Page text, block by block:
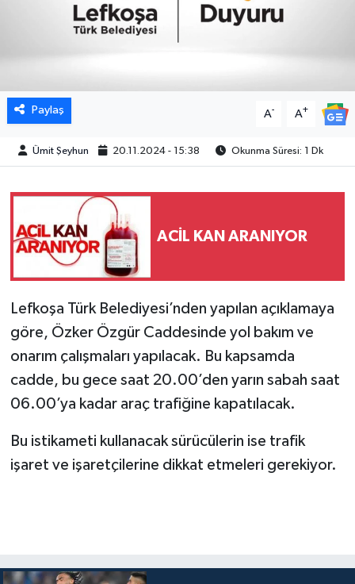
Paylaş A- A+
Ümit Şeyhun 20.11.2024 - 15:38 Okunma Süresi: 1 Dk
ACİL KAN ARANIYOR
Lefkoşa Türk Belediyesi’nden yapılan açıklamaya
göre, Özker Özgür Caddesinde yol bakım ve
onarım çalışmaları yapılacak. Bu kapsamda
cadde, bu gece saat 20.00’den yarın sabah saat
06.00’ya kadar araç trafiğine kapatılacak.
Bu istikameti kullanacak sürücülerin ise trafik
işaret ve işaretçilerine dikkat etmeleri gerekiyor.